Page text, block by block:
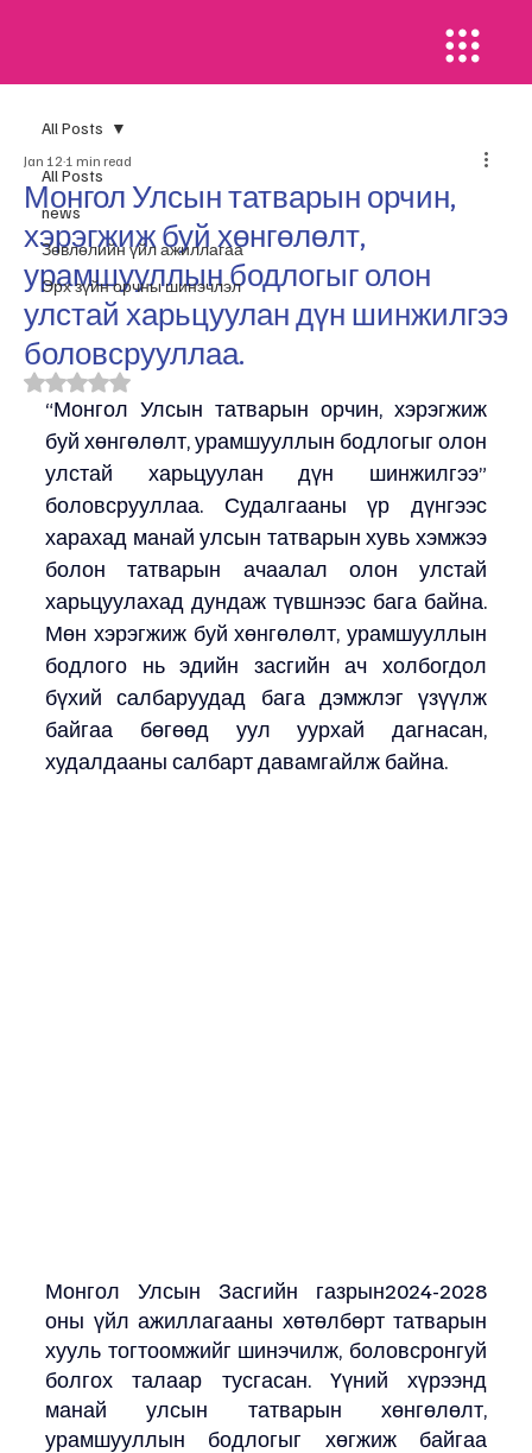
All Posts
news
​Зөвлөлийн үйл ажиллагаа
Эрх зүйн орчны шинэчлэл
All Posts
Монгол Улсын татварын орчин,
хэрэгжиж буй хөнгөлөлт,
урамшууллын бодлогыг олон
улстай харьцуулан дүн шинжилгээ
боловсрууллаа.
Jan 12 1 min read
Rated NaN out of 5 stars.
“Монгол Улсын татварын орчин, хэрэгжиж
буй хөнгөлөлт, урамшууллын бодлогыг олон
улстай харьцуулан дүн шинжилгээ”
боловсрууллаа. Судалгааны үр дүнгээс
харахад манай улсын татварын хувь хэмжээ
болон татварын ачаалал олон улстай
харьцуулахад дундаж түвшнээс бага байна.
Мөн хэрэгжиж буй хөнгөлөлт, урамшууллын
бодлого нь эдийн засгийн ач холбогдол
бүхий салбаруудад бага дэмжлэг үзүүлж
байгаа бөгөөд уул уурхай дагнасан,
худалдааны салбарт давамгайлж байна.
Монгол Улсын Засгийн газрын2024-2028
оны үйл ажиллагааны хөтөлбөрт татварын
хууль тогтоомжийг шинэчилж, боловсронгуй
болгох талаар тусгасан. Үүний хүрээнд
манай улсын татварын хөнгөлөлт,
урамшууллын бодлогыг хөгжиж байгаа